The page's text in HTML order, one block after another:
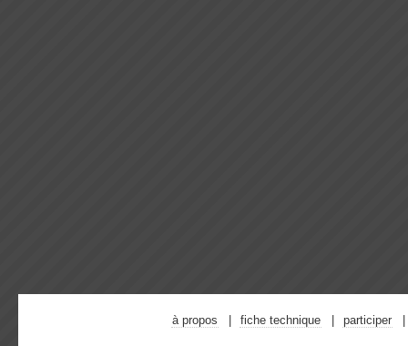
à propos fiche technique participer